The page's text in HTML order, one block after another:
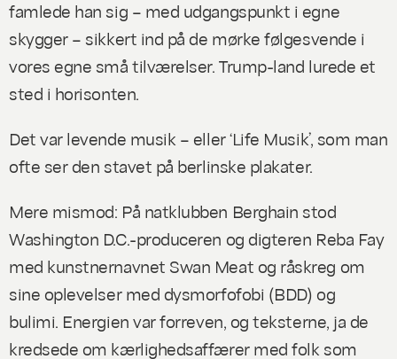
famlede han sig – med udgangspunkt i egne
skygger – sikkert ind på de mørke følgesvende i
vores egne små tilværelser. Trump-land lurede et
sted i horisonten.
Det var levende musik – eller ‘Life Musik’, som man
ofte ser den stavet på berlinske plakater.
Mere mismod: På natklubben Berghain stod
Washington D.C.-produceren og digteren Reba Fay
med kunstnernavnet Swan Meat og råskreg om
sine oplevelser med dysmorfofobi (BDD) og
bulimi. Energien var forreven, og teksterne, ja de
kredsede om kærlighedsaffærer med folk som